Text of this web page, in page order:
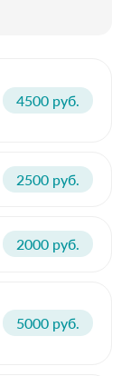
4500 руб.
2500 руб.
2000 руб.
5000 руб.